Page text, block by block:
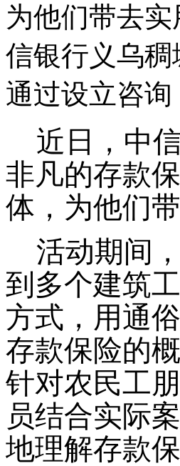
为他们带去
信银行义乌
通过设立咨询
近日，中
非凡的存款
体，为他们
活动期间
到多个建筑
方式，用通
存款保险的
针对农民工
员结合实际
地理解存款